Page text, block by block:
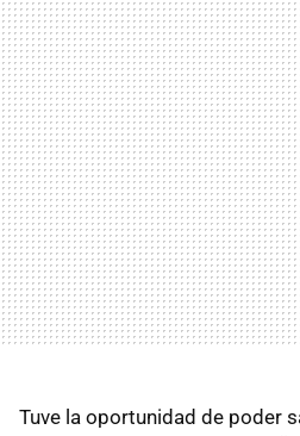
Tuve la oportunidad de poder